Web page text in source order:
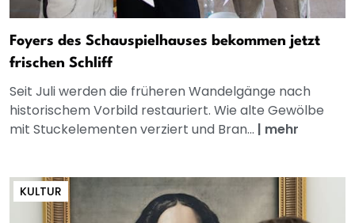
Foyers des Schauspielhauses bekommen jetzt
frischen Schliff
Seit Juli werden die früheren Wandelgänge nach
historischem Vorbild restauriert. Wie alte Gewölbe
mit Stuckelementen verziert und Bran... | mehr
KULTUR